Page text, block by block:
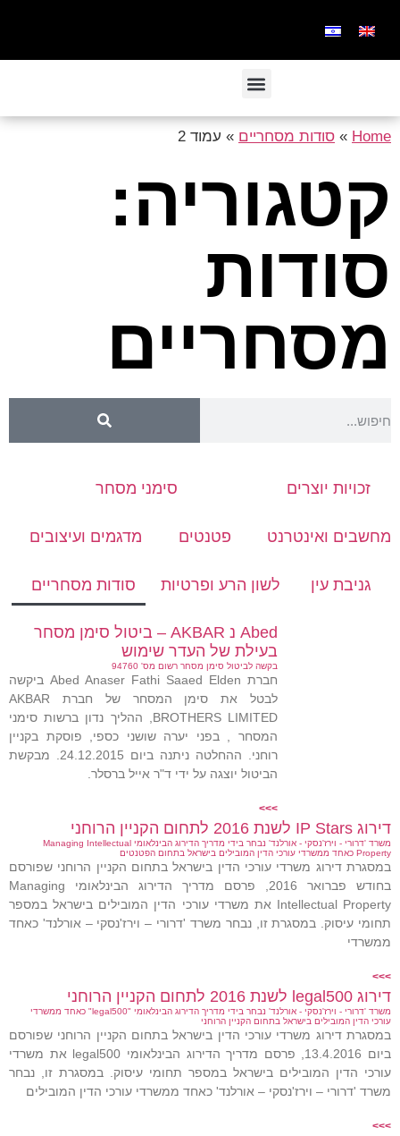
Home
» סודות מסחריים » עמוד 2
קטגוריה:
סודות
מסחריים
זכויות יוצרים סימני מסחר
מחשבים ואינטרנט פטנטים מדגמים ועיצובים
גניבת עין לשון הרע ופרטיות סודות מסחריים
Abed נ AKBAR – ביטול סימן מסחר
בעילת של העדר שימוש
בקשה לביטול סימן מסחר רשום מס' 94760
חברת Abed Anaser Fathi Saaed Elden ביקשה
לבטל את סימן המסחר של חברת AKBAR
BROTHERS LIMITED, ההליך נדון ברשות סימני
המסחר , בפני יערה שושני כספי, פוסקת בקניין
רוחני. ההחלטה ניתנה ביום 24.12.2015. מבקשת
הביטול יוצגה על ידי ד"ר אייל ברסלר.
>>>
דירוג IP Stars לשנת 2016 לתחום הקניין הרוחני
משרד 'דרורי - וירז'נסקי - אורלנד' נבחר בידי מדריך הדירוג הבינלאומי Managing Intellectual
Property כאחד ממשרדי עורכי הדין המובילים בישראל בתחום הפטנטים
במסגרת דירוג משרדי עורכי הדין בישראל בתחום הקניין הרוחני שפורסם
בחודש פברואר 2016, פרסם מדריך הדירוג הבינלאומי Managing
Intellectual Property את משרדי עורכי הדין המובילים בישראל במספר
תחומי עיסוק. במסגרת זו, נבחר משרד 'דרורי – וירז'נסקי – אורלנד' כאחד
ממשרדי
>>>
דירוג legal500 לשנת 2016 לתחום הקניין הרוחני
משרד 'דרורי - וירז'נסקי - אורלנד' נבחר בידי מדריך הדירוג הבינלאומי "legal500" כאחד ממשרדי
עורכי הדין המובילים בישראל בתחום הקניין הרוחני
במסגרת דירוג משרדי עורכי הדין בישראל בתחום הקניין הרוחני שפורסם
ביום 13.4.2016, פרסם מדריך הדירוג הבינלאומי legal500 את משרדי
עורכי הדין המובילים בישראל במספר תחומי עיסוק. במסגרת זו, נבחר
משרד 'דרורי – וירז'נסקי – אורלנד' כאחד ממשרדי עורכי הדין המובילים
>>>